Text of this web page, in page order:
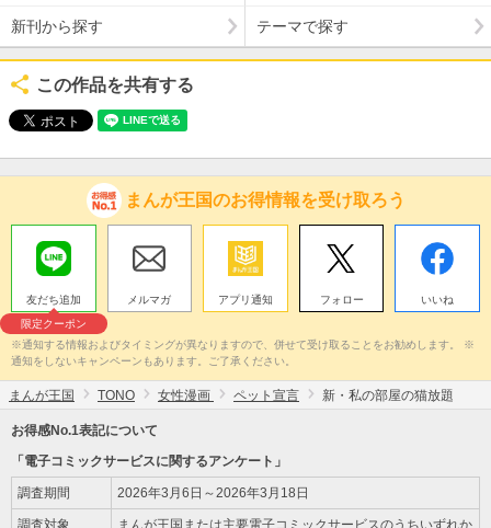
新刊から探す テーマで探す
この作品を共有する
まんが王国のお得情報を受け取ろう
友だち追加
限定クーポン
メルマガ アプリ通知 フォロー いいね
※通知する情報およびタイミングが異なりますので、併せて受け取ることをお勧めします。 ※
通知をしないキャンペーンもあります。ご了承ください。
まんが王国 TONO 女性漫画 ペット宣言 新・私の部屋の猫放題
お得感No.1表記について
「電子コミックサービスに関するアンケート」
調査期間 2026年3月6日～2026年3月18日
調査対象 まんが王国または主要電子コミックサービスのうちいずれか